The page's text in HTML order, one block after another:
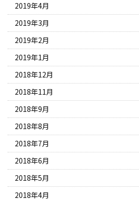
2019年4月
2019年3月
2019年2月
2019年1月
2018年12月
2018年11月
2018年9月
2018年8月
2018年7月
2018年6月
2018年5月
2018年4月